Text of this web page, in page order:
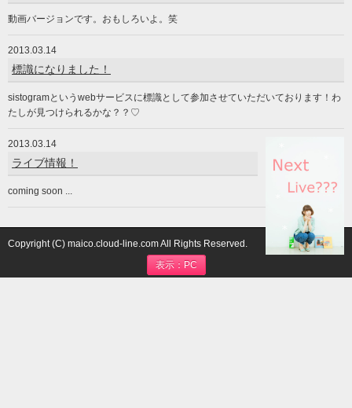
動画バージョンです。おもしろいよ。笑
2013.03.14
標識になりました！
sistogramというwebサービスに標識として参加させていただいております！わ
たしが見つけられるかな？？♡
2013.03.14
ライブ情報！
coming soon ...
Copyright (C) maico.cloud-line.com All Rights Reserved.
表示：PC